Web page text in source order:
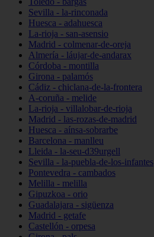
Sevilla - la-rinconada
Huesca - adahuesca
La-rioja - san-asensio
Madrid - colmenar-de-oreja
Almería - láujar-de-andarax
Córdoba - montilla
Girona - palamós
Cádiz - chiclana-de-la-frontera
A-coruña - melide
La-rioja - villalobar-de-rioja
Madrid - las-rozas-de-madrid
Huesca - aínsa-sobrarbe
Barcelona - manlleu
Lleida - la-seu-d39urgell
Sevilla - la-puebla-de-los-infantes
Pontevedra - cambados
Melilla - melilla
Gipuzkoa - orio
Guadalajara - sigüenza
Madrid - getafe
Castellón - orpesa